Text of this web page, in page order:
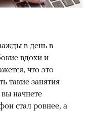
в день в
вдохи и
что это
такие занятия
начнете
стал ровнее, а